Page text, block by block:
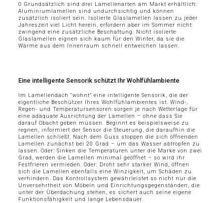
O Grundsätzlich sind drei Lamellenarten am Markt erhältlich:
Aluminiumlamellen sind undurchsichtig und können
zusätzlich isoliert sein. Isolierte Glaslamellen lassen zu jeder
Jahreszeit viel Licht herein, erfordern aber im Sommer nicht
zwingend eine zusätzliche Beschattung. Nicht isolierte
Glaslamellen eignen sich kaum für den Winter, da sie die
Wärme aus dem Innenraum schnell entweichen lassen.
Eine intelligente Sensorik schützt Ihr Wohlfühlambiente
Im Lamellendach “wohnt” eine intelligente Sensorik, die der
eigentliche Beschützer Ihres Wohlfühlambientes ist. Wind-,
Regen- und Temperatursensoren sorgen je nach Wetterlage für
eine adäquate Ausrichtung der Lamellen – ohne dass Sie
darauf Obacht geben müssen. Beginnt es beispielsweise zu
regnen, informiert der Sensor die Steuerung, die daraufhin die
Lamellen schließt. Nach dem Guss stoppen die sich öffnenden
Lamellen zunächst bei 20 Grad – um das Wasser abtropfen zu
lassen. Oder: Sinken die Temperaturen unter die Marke von zwei
Grad, werden die Lamellen minimal geöffnet – so wird ihr
Festfrieren vermieden. Oder: Droht sehr starker Wind, öffnen
sich die Lamellen ebenfalls eine Winzigkeit, um Schäden zu
verhindern. Das Kontrollsystem gewährleistet so nicht nur die
Unversehrtheit von Möbeln und Einrichtungsgegenständen, die
unter der Überdachung stehen, es sichert auch seine eigene
Funktionsfähigkeit und lange Lebensdauer.